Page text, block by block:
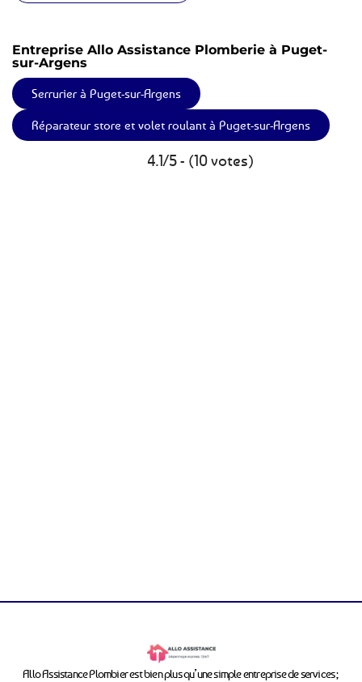
Entreprise Allo Assistance Plomberie à Puget-
sur-Argens
Serrurier à Puget-sur-Argens
Réparateur store et volet roulant à Puget-sur-Argens
4.1/5 - (10 votes)
Allo Assistance Plombier est bien plus qu’une simple entreprise de services ;